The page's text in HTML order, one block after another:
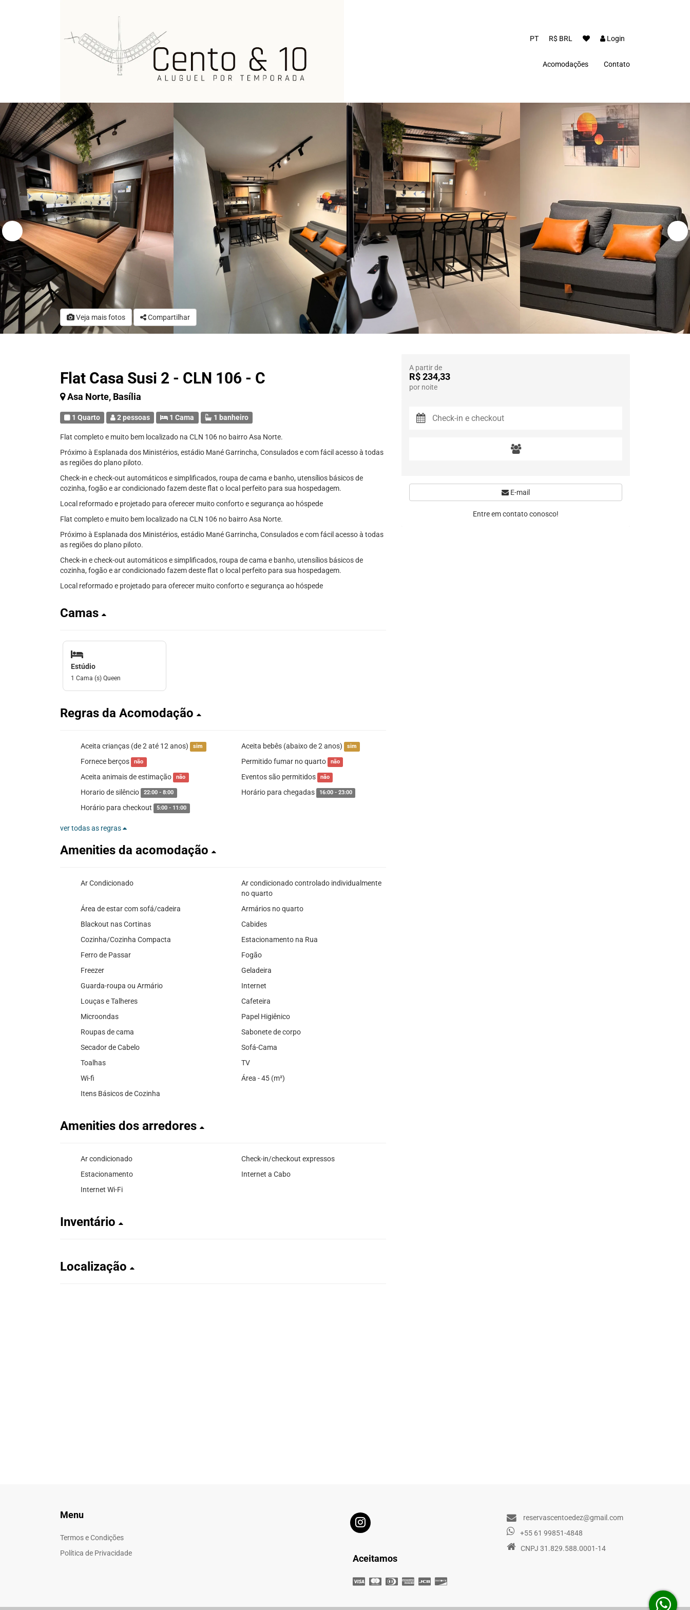
PT R$ BRL Login
Acomodações Contato
Veja mais fotos Compartilhar
Flat Casa Susi 2 - CLN 106 - C
Asa Norte, Basília
1 Quarto 2 pessoas 1 Cama 1 banheiro
Flat completo e muito bem localizado na CLN 106 no bairro Asa Norte.
Próximo à Esplanada dos Ministérios, estádio Mané Garrincha, Consulados e com fácil acesso à todas
as regiões do plano piloto.
Check-in e check-out automáticos e simplificados, roupa de cama e banho, utensílios básicos de
cozinha, fogão e ar condicionado fazem deste flat o local perfeito para sua hospedagem.
Local reformado e projetado para oferecer muito conforto e segurança ao hóspede
Flat completo e muito bem localizado na CLN 106 no bairro Asa Norte.
Próximo à Esplanada dos Ministérios, estádio Mané Garrincha, Consulados e com fácil acesso à todas
as regiões do plano piloto.
Check-in e check-out automáticos e simplificados, roupa de cama e banho, utensílios básicos de
cozinha, fogão e ar condicionado fazem deste flat o local perfeito para sua hospedagem.
Local reformado e projetado para oferecer muito conforto e segurança ao hóspede
Camas
Estúdio
1 Cama (s) Queen
Regras da Acomodação
Aceita crianças (de 2 até 12 anos) sim Aceita bebês (abaixo de 2 anos) sim
Fornece berços não Permitido fumar no quarto não
Aceita animais de estimação não Eventos são permitidos não
Horario de silêncio 22:00 - 8:00 Horário para chegadas 16:00 - 23:00
Horário para checkout 5:00 - 11:00
ver todas as regras
Amenities da acomodação
Ar Condicionado
Ar condicionado controlado individualmente
no quarto
Área de estar com sofá/cadeira
Armários no quarto
Blackout nas Cortinas
Cabides
Cozinha/Cozinha Compacta
Estacionamento na Rua
Ferro de Passar
Fogão
Freezer
Geladeira
Guarda-roupa ou Armário
Internet
Louças e Talheres
Cafeteira
Microondas
Papel Higiênico
Roupas de cama
Sabonete de corpo
Secador de Cabelo
Sofá-Cama
Toalhas
TV
Wi-fi
Área - 45 (m²)
Itens Básicos de Cozinha
Amenities dos arredores
Ar condicionado
Check-in/checkout expressos
Estacionamento
Internet a Cabo
Internet Wi-Fi
Inventário
Localização
A partir de
R$ 234,33
por noite
E-mail
Entre em contato conosco!
Menu
Termos e Condições
Política de Privacidade
Aceitamos
reservascentoedez@gmail.com
+55 61 99851-4848
CNPJ 31.829.588.0001-14